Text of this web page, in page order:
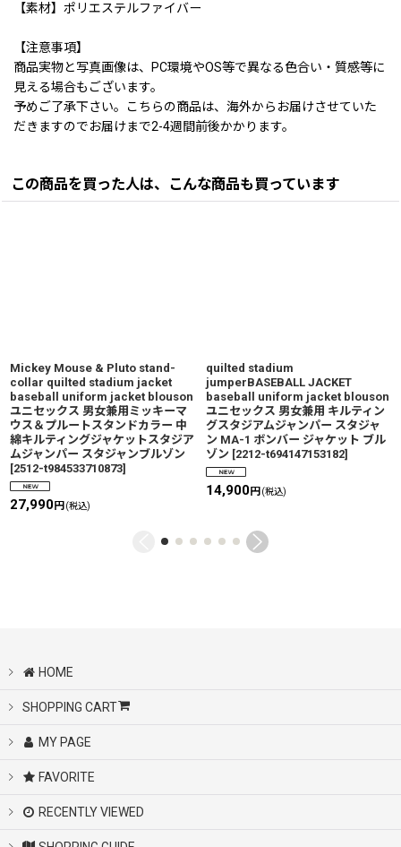
【素材】ポリエステルファイバー
【注意事項】
商品実物と写真画像は、PC環境やOS等で異なる色合い・質感等に
見える場合もございます。
予めご了承下さい。こちらの商品は、海外からお届けさせていた
だきますのでお届けまで2-4週間前後かかります。
この商品を買った人は、こんな商品も買っています
Mickey Mouse & Pluto stand-
collar quilted stadium jacket
baseball uniform jacket blouson
ユニセックス 男女兼用ミッキーマ
ウス＆プルートスタンドカラー 中
綿キルティングジャケットスタジア
ムジャンパー スタジャンブルゾン
[2512-t984533710873]
27,990円 (税込)
quilted stadium
jumperBASEBALL JACKET
baseball uniform jacket blouson
ユニセックス 男女兼用 キルティン
グスタジアムジャンパー スタジャ
ン MA-1 ボンバー ジャケット ブル
ゾン [2212-t694147153182]
14,900円 (税込)
HOME
SHOPPING CART
MY PAGE
FAVORITE
RECENTLY VIEWED